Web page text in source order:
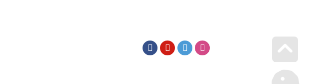
FacebookYoutubeTwitter
Go